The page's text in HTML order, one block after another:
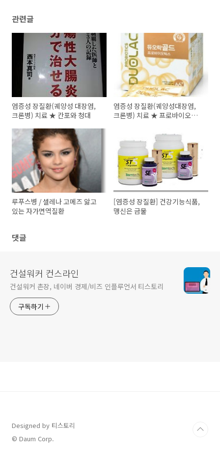
관련글
염증성 장질환(궤양성 대장염,
크론병) 치료 ★ 칸포와 청대
염증성 장질환(궤양성대장염,
크론병) 치료 ★ 프로바이오틱
루푸스병 / 셀레나 고메즈 앓고
있는 자가면역질환
[염증성 장질환] 건강기능식품,
맹신은 금물
댓글
건설워커 컨스라인
건설워커 촌장, 네이버 경제/비즈 인플루언서 티스토리
구독하기
Designed by 티스토리
© Daum Corp.